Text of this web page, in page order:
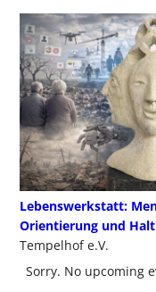
Lebenswerkstatt:
Orientierung und
Tempelhof e.V.
Sorry. No upcoming